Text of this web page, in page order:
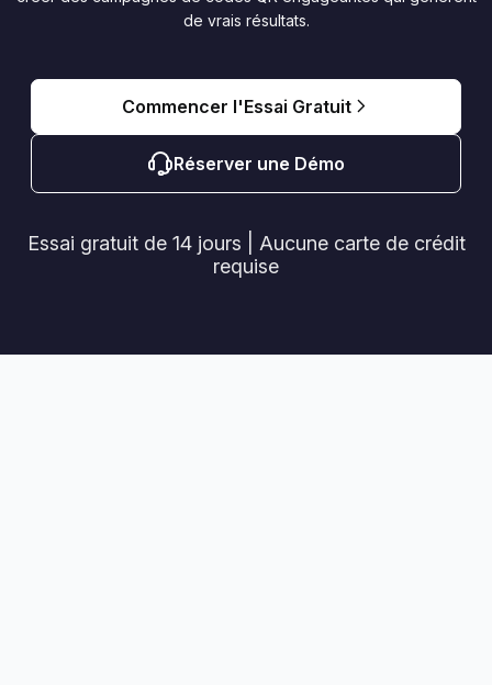
de vrais résultats.
Commencer l'Essai Gratuit
Réserver une Démo
Essai gratuit de 14 jours | Aucune carte de crédit
requise